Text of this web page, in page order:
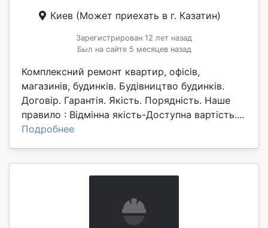
Киев (Может приехать в г. Казатин)
Зарегистрирован 12 лет назад
Был на сайте 5 месяцев назад
Комплексний ремонт квартир, офісів,
магазинів, будинків. Будівництво будинків.
Договір. Гарантія. Якість. Порядність. Наше
правило : Відмінна якість-Доступна вартість....
Подробнее